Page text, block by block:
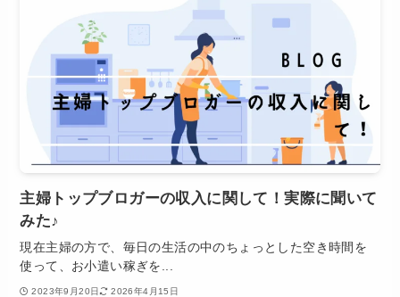
主婦トップブロガーの収入に関して！実際に聞いて
みた♪
現在主婦の方で、毎日の生活の中のちょっとした空き時間を
使って、お小遣い稼ぎを...
2023年9月20日 2026年4月15日